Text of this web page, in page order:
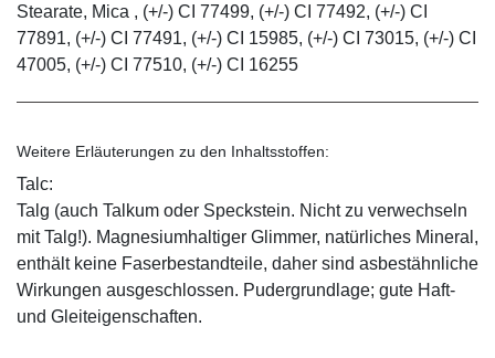
Stearate, Mica , (+/-) CI 77499, (+/-) CI 77492, (+/-) CI
77891, (+/-) CI 77491, (+/-) CI 15985, (+/-) CI 73015, (+/-) CI
47005, (+/-) CI 77510, (+/-) CI 16255
Weitere Erläuterungen zu den Inhaltsstoffen:
Talc:
Talg (auch Talkum oder Speckstein. Nicht zu verwechseln
mit Talg!). Magnesiumhaltiger Glimmer, natürliches Mineral,
enthält keine Faserbestandteile, daher sind asbestähnliche
Wirkungen ausgeschlossen. Pudergrundlage; gute Haft-
und Gleiteigenschaften.